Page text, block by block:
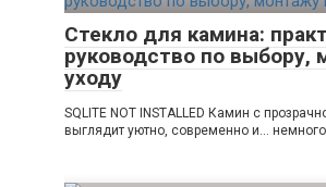
Стекло для камина:
руководство по выбору,
уходу
SQLITE NOT INSTALLED Камин с
выглядит уютно, современно и…